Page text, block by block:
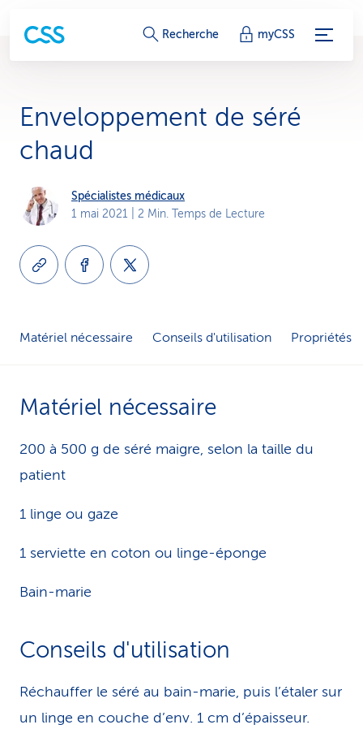
L
d
s
c
e
Recherche myCSS
Enveloppement de séré
chaud
Spécialistes médicaux
1 mai 2021 | 2 Min. Temps de Lecture
Matériel nécessaire Conseils d'utilisation Propriétés
Matériel nécessaire
200 à 500 g de séré maigre, selon la taille du
patient
1 linge ou gaze
1 serviette en coton ou linge-éponge
Bain-marie
Conseils d'utilisation
Réchauffer le séré au bain-marie, puis l’étaler sur
un linge en couche d’env. 1 cm d’épaisseur.